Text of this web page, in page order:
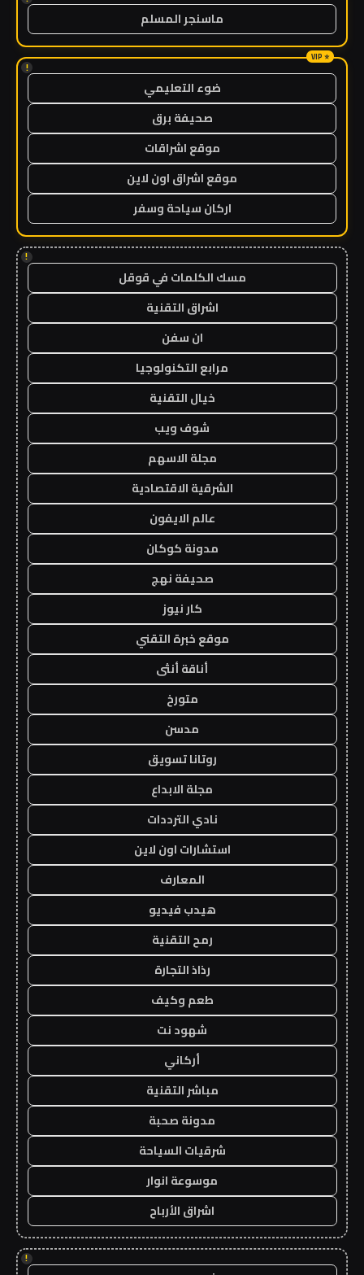
ماسنجر المسلم
!
ضوء التعليمي
صحيفة برق
موقع اشراقات
موقع اشراق اون لاين
اركان سياحة وسفر
!
مسك الكلمات في قوقل
اشراق التقنية
ان سفن
مرابع التكنولوجيا
خيال التقنية
شوف ويب
مجلة الاسهم
الشرقية الاقتصادية
عالم الايفون
مدونة كوكان
صحيفة نهج
كار نيوز
موقع خبرة التقني
أناقة أنثى
متورخ
مدسن
روتانا تسويق
مجلة الابداع
نادي الترددات
استشارات اون لاين
المعارف
هيدب فيديو
رمح التقنية
رذاذ التجارة
طعم وكيف
شهود نت
أركاني
مباشر التقنية
مدونة صحبة
شرقيات السياحة
موسوعة انوار
اشراق الأرباح
!